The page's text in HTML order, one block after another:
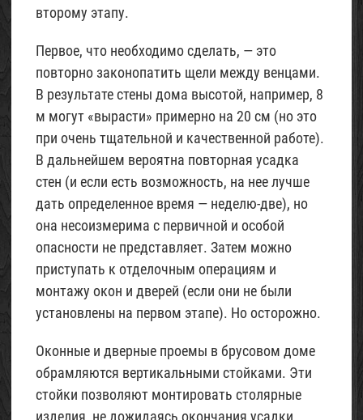
второму этапу.
Первое, что необходимо сделать, — это
повторно законопатить щели между венцами.
В результате стены дома высотой, например, 8
м могут «вырасти» примерно на 20 см (но это
при очень тщательной и качественной работе).
В дальнейшем вероятна повторная усадка
стен (и если есть возможность, на нее лучше
дать определенное время — неделю-две), но
она несоизмерима с первичной и особой
опасности не представляет. Затем можно
приступать к отделочным операциям и
монтажу окон и дверей (если они не были
установлены на первом этапе). Но осторожно.
Оконные и дверные проемы в брусовом доме
обрамляются вертикальными стойками. Эти
стойки позволяют монтировать столярные
изделия, не дожидаясь окончания усадки